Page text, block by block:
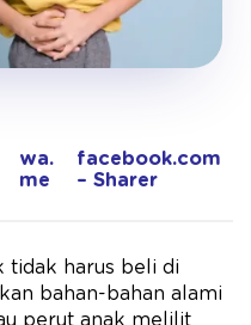
wa.
me
facebook.com
– Sharer
tidak harus beli di
bahan-bahan alami
perut anak melilit